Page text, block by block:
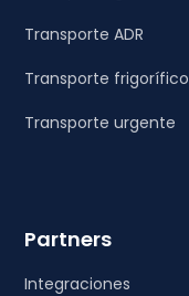
Transporte ADR
Transporte frigorífico
Transporte urgente
Partners
Integraciones